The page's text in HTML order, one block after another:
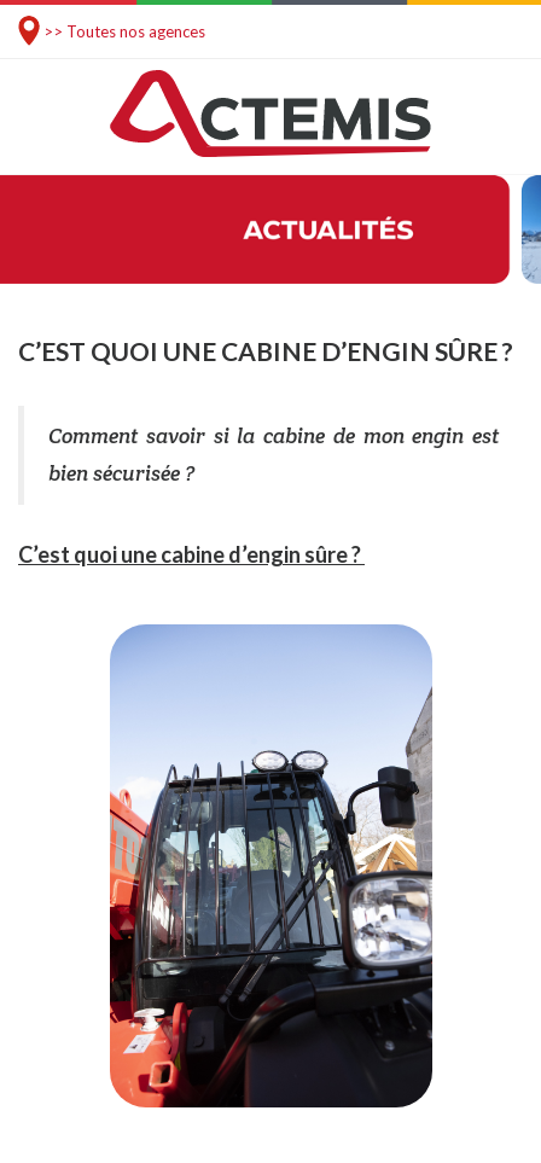
>> Toutes nos agences
C’EST QUOI UNE CABINE D’ENGIN SÛRE ?
Comment savoir si la cabine de mon engin est
bien sécurisée ?
C’est quoi une cabine d’engin sûre ?